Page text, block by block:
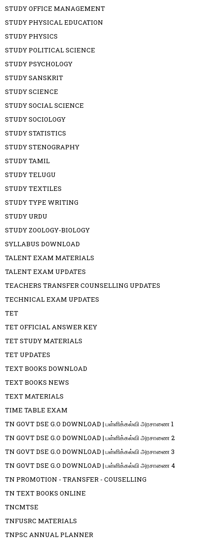
STUDY OFFICE MANAGEMENT
STUDY PHYSICAL EDUCATION
STUDY PHYSICS
STUDY POLITICAL SCIENCE
STUDY PSYCHOLOGY
STUDY SANSKRIT
STUDY SCIENCE
STUDY SOCIAL SCIENCE
STUDY SOCIOLOGY
STUDY STATISTICS
STUDY STENOGRAPHY
STUDY TAMIL
STUDY TELUGU
STUDY TEXTILES
STUDY TYPE WRITING
STUDY URDU
STUDY ZOOLOGY-BIOLOGY
SYLLABUS DOWNLOAD
TALENT EXAM MATERIALS
TALENT EXAM UPDATES
TEACHERS TRANSFER COUNSELLING UPDATES
TECHNICAL EXAM UPDATES
TET
TET OFFICIAL ANSWER KEY
TET STUDY MATERIALS
TET UPDATES
TEXT BOOKS DOWNLOAD
TEXT BOOKS NEWS
TEXT MATERIALS
TIME TABLE EXAM
TN GOVT DSE G.O DOWNLOAD | பள்ளிக்கல்வி அரசாணை 1
TN GOVT DSE G.O DOWNLOAD | பள்ளிக்கல்வி அரசாணை 2
TN GOVT DSE G.O DOWNLOAD | பள்ளிக்கல்வி அரசாணை 3
TN GOVT DSE G.O DOWNLOAD | பள்ளிக்கல்வி அரசாணை 4
TN PROMOTION - TRANSFER - COUSELLING
TN TEXT BOOKS ONLINE
TNCMTSE
TNFUSRC MATERIALS
TNPSC ANNUAL PLANNER